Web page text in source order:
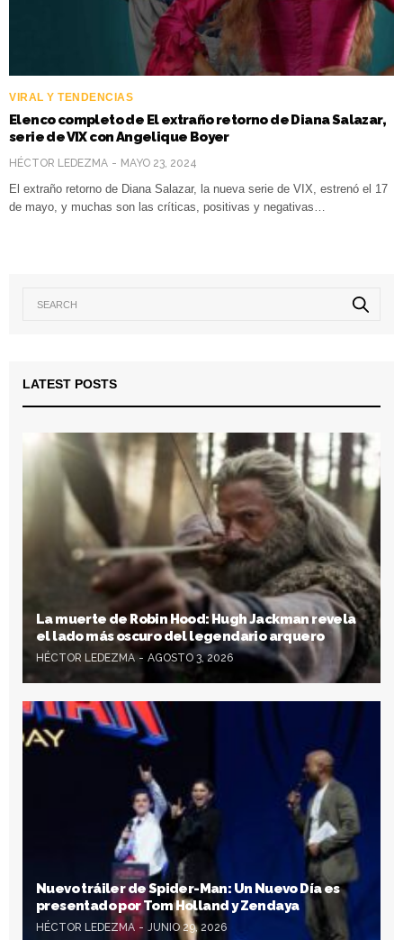
VIRAL Y TENDENCIAS
Elenco completo de El extraño retorno de Diana Salazar,
serie de VIX con Angelique Boyer
HÉCTOR LEDEZMA MAYO 23, 2024
El extraño retorno de Diana Salazar, la nueva serie de VIX, estrenó el 17
de mayo, y muchas son las críticas, positivas y negativas…
LATEST POSTS
La muerte de Robin Hood: Hugh Jackman revela
el lado más oscuro del legendario arquero
HÉCTOR LEDEZMA AGOSTO 3, 2026
Nuevo tráiler de Spider-Man: Un Nuevo Día es
presentado por Tom Holland y Zendaya
HÉCTOR LEDEZMA JUNIO 29, 2026